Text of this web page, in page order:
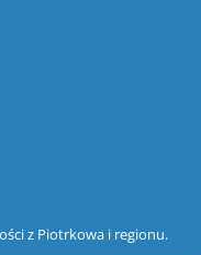
z Piotrkowa i regionu.